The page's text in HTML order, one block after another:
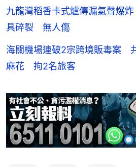
九龍灣稻香卡式爐傳漏氣聲爆
具碎裂 無人傷
海關機場連破2宗跨境販毒案
麻花 拘2名旅客